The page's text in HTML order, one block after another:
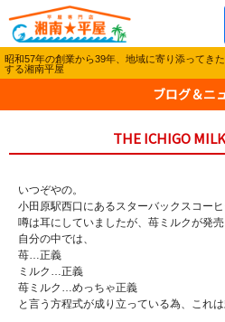
昭和57年の創業から39年、地域に寄り添ってき
する湘南平屋
ブログ＆ニ
THE ICHIGO
いつぞやの。
小田原駅西口にあるスターバックスコーヒ
噂は耳にしていましたが、苺ミルクが発
自分の中では、
苺…正義
ミルク…正義
苺ミルク…めっちゃ正義
と言う方程式が成り立っている為、これ